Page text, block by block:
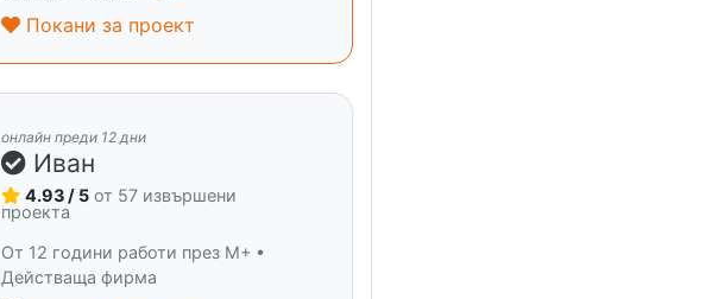
Покани за проект
онлайн преди 12 дни
Иван
4.93 / 5 от 57 извършени
проекта
От 12 години работи през M+ •
Действаща фирма